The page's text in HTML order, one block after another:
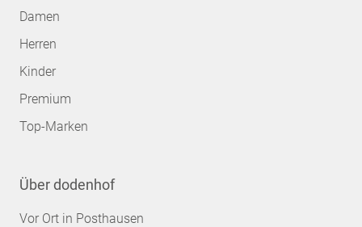
Damen
Herren
Kinder
Premium
Top-Marken
Über dodenhof
Vor Ort in Posthausen